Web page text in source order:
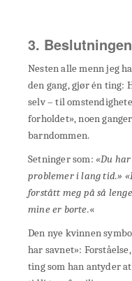
3.
Nesten alle menn jeg
den gang, gjør én ting:
selv – til
forholdet», noen
barndommen.
Setninger som: «Du
problemer i lang tid.»
forstått meg på så
mine er borte.«
Den nye kvinnen
har savnet»:
ting som han antyder